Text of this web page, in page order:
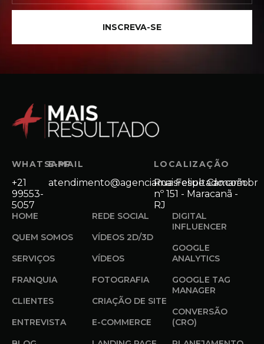
INSCREVA-SE
WHATSAPP
+21
99553-
5057
E-MAIL
atendimento@agenciamaisresultado.com.br
LOCALIZAÇÃO
Rua Felipe Camarão
nº 151 - Maracanã -
RJ
HOME
QUEM SOMOS
SERVIÇOS
FRANQUIA
CLIENTES
ENTREVISTA
REDE SOCIAL
VÍDEOS 2D/3D
VÍDEOS
FOTOGRAFIA
CRIAÇÃO DE SITE
E-COMMERCE
DIGITAL
INFLUENCER
GOOGLE
ANALYTICS
GOOGLE TAG
MANAGER
CONVERSÃO
(CRO)